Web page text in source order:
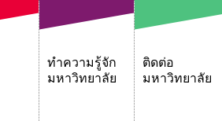
ทำความรู้จัก
มหาวิทยาลัย
ติดต่อ
มหาวิทยาลัย